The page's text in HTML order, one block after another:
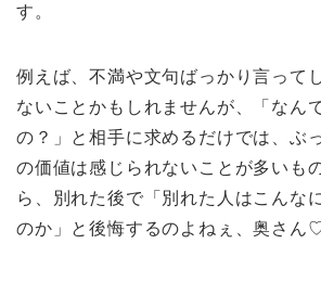
す。
例えば、不満や文句ばっかり言って
ないことかもしれませんが、「なん
の？」と相手に求めるだけでは、ぶ
の価値は感じられないことが多いも
ら、別れた後で「別れた人はこんな
のか」と後悔するのよねぇ、奥さん♡